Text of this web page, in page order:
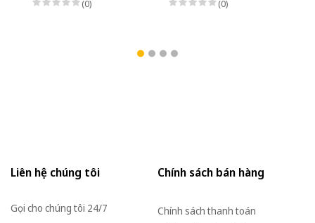
(0) (0)
Liên hệ chúng tôi
Gọi cho chúng tôi 24/7
Chính sách bán hàng
Chính sách thanh toán